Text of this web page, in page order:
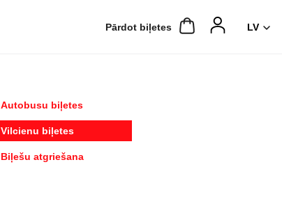
Pārdot biļetes
Autobusu biļetes
Vilcienu biļetes
Biļešu atgriešana